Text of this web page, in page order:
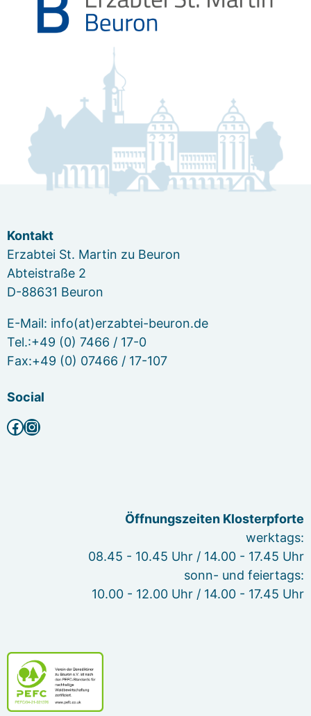
Kontakt
Erzabtei St. Martin zu Beuron
Abteistraße 2
D-88631 Beuron
E-Mail: info(at)erzabtei-beuron.de
Tel.:+49 (0) 7466 / 17-0
Fax:+49 (0) 07466 / 17-107
Social
Facebook
Instagram
Öffnungszeiten Klosterpforte
werktags:
08.45 - 10.45 Uhr / 14.00 - 17.45 Uhr
sonn- und feiertags:
10.00 - 12.00 Uhr / 14.00 - 17.45 Uhr